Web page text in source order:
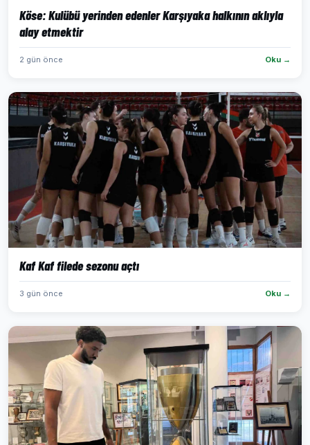
Köse: Kulübü yerinden edenler Karşıyaka halkının aklıyla
alay etmektir
2 gün önce Oku →
Kaf Kaf filede sezonu açtı
3 gün önce Oku →